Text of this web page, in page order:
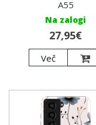
A55
Na zalogi
27,95€
Več